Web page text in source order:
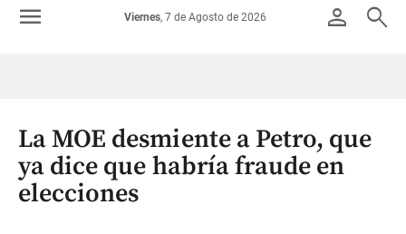
Colombia
person search
Viernes, 7 de Agosto de 2026
menu
La MOE desmiente a Petro, que
ya dice que habría fraude en
elecciones